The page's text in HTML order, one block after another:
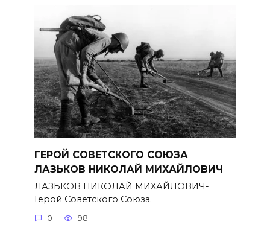
ГЕРОЙ СОВЕТСКОГО СОЮЗА
ЛАЗЬКОВ НИКОЛАЙ МИХАЙЛОВИЧ
ЛАЗЬКОВ НИКОЛАЙ МИХАЙЛОВИЧ-
Герой Советского Союза.
0 98